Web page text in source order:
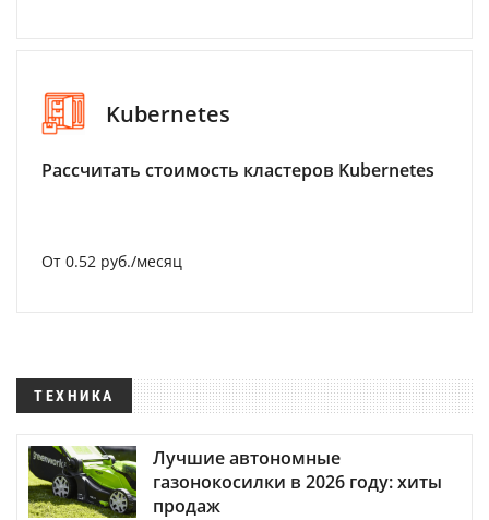
Kubernetes
Рассчитать стоимость кластеров Kubernetes
От 0.52 руб./месяц
ТЕХНИКА
Лучшие автономные
газонокосилки в 2026 году: хиты
продаж